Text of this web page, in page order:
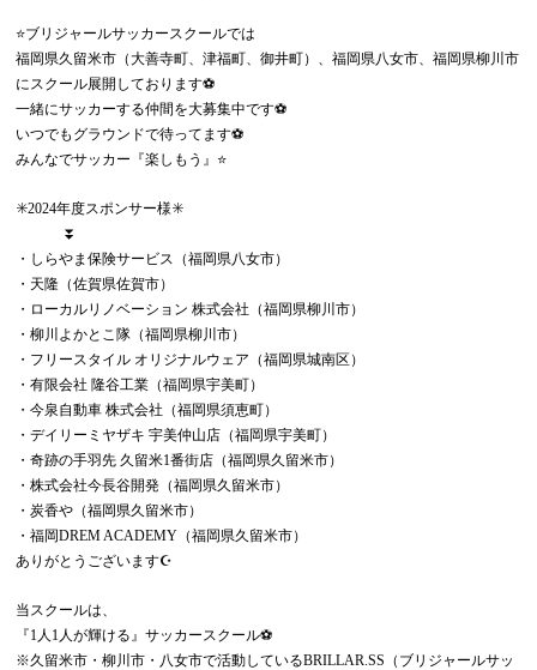
⭐️ブリジャールサッカースクールでは
福岡県久留米市（大善寺町、津福町、御井町）、福岡県八女市、福岡県柳川市
にスクール展開しております⚽️
一緒にサッカーする仲間を大募集中です⚽️
いつでもグラウンドで待ってます⚽️
みんなでサッカー『楽しもう』⭐️
✳️2024年度スポンサー様✳️
⏬
・しらやま保険サービス（福岡県八女市）
・天隆（佐賀県佐賀市）
・ローカルリノベーション 株式会社（福岡県柳川市）
・柳川よかとこ隊（福岡県柳川市）
・フリースタイル オリジナルウェア（福岡県城南区）
・有限会社 隆谷工業（福岡県宇美町）
・今泉自動車 株式会社（福岡県須恵町）
・デイリーミヤザキ 宇美仲山店（福岡県宇美町）
・奇跡の手羽先 久留米1番街店（福岡県久留米市）
・株式会社今長谷開発（福岡県久留米市）
・炭香や（福岡県久留米市）
・福岡DREM ACADEMY（福岡県久留米市）
ありがとうございます☪️
当スクールは、
『1人1人が輝ける』サッカースクール⚽️
※久留米市・柳川市・八女市で活動しているBRILLAR.SS（ブリジャールサッ